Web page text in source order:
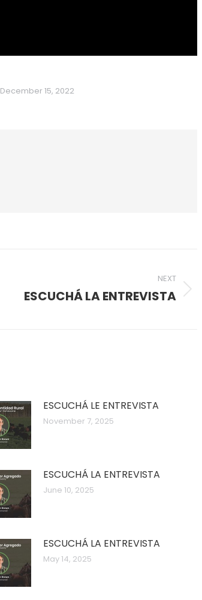
December 15, 2022
NEXT
ESCUCHÁ LA ENTREVISTA
ESCUCHÁ LE ENTREVISTA
November 7, 2025
ESCUCHÁ LA ENTREVISTA
June 10, 2025
ESCUCHÁ LA ENTREVISTA
May 14, 2025